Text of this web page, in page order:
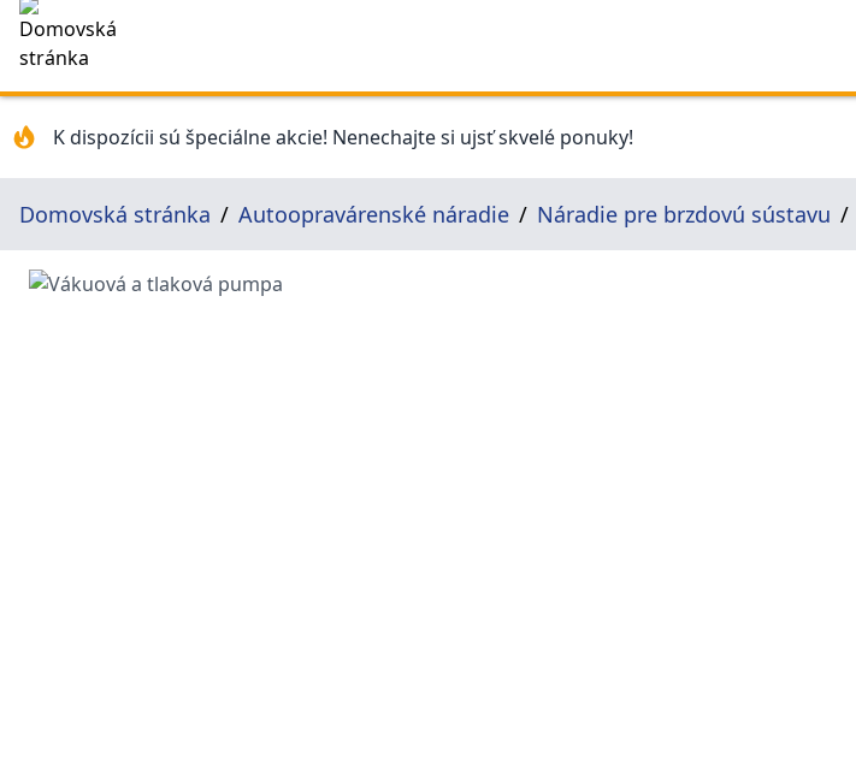
K dispozícii sú špeciálne akcie! Nenechajte si ujsť skvelé ponuky!
Domovská stránka Autoopravárenské náradie Náradie pre brzdovú sústavu